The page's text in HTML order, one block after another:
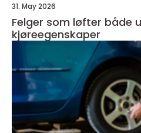
31. May 2026
Felger som løfter både
kjøreegenskaper